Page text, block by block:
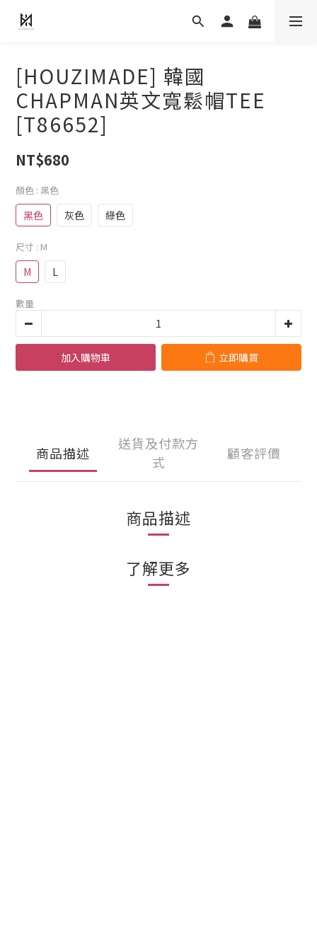
[HOUZIMADE] 韓國
CHAPMAN英文寬鬆帽TEE
[T86652]
NT$680
顏色 : 黑色
黑色 灰色 綠色
尺寸 : M
M L
數量
加入購物車 立即購買
商品描述
送貨及付款方
式
顧客評價
商品描述
了解更多